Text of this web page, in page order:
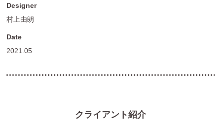
Designer
村上由朗
Date
2021.05
クライアント紹介